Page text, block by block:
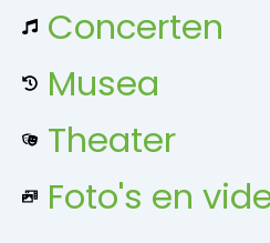
Concerten
Musea
Theater
Foto's en